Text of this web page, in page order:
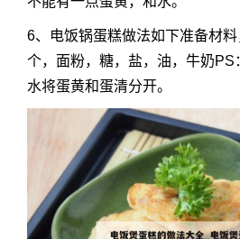
6、电饭锅蛋糕做法如下准备材
个，面粉，糖，盐，油，牛奶PS
水将蛋黄和蛋清分开。